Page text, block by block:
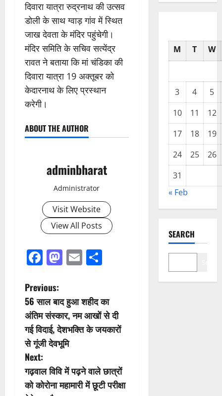
दिवारा यात्रा रुद्रनाथ की उत्सव
डोली के साथ ग्वाड़ गांव में स्थित
जाख देवता के मंदिर पहुंचेगी।
मंदिर समिति के सचिव सत्येंद्र
रावत ने बताया कि मां चंडिका की
दिवारा यात्रा 19 अक्तूबर को
केदारनाथ के लिए प्रस्थान
करेगी।
ABOUT THE AUTHOR
adminbharat
Administrator
Visit Website
View All Posts
Facebook
Mastodon
Email
P
o
s
t
n
Previous:
56 साल बाद हुआ शहीद का
अंतिम संस्कार, नम आखों से दी
गई विदाई, देशभक्ति के जयकारों
से गूंजी देवभूमि
Next:
गढ़वाल विवि में पढ़ने वाले छात्रों
को कोरोना महामारी में छूटी परीक्षा
M T W
3 4
5
10
11
12
17
18
19
24
25
26
31
« Feb
SEARCH